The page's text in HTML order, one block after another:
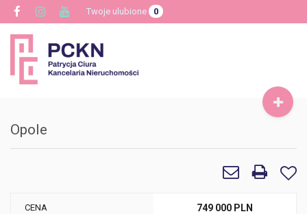
Twoje ulubione 0
Opole
CENA 749 000 PLN